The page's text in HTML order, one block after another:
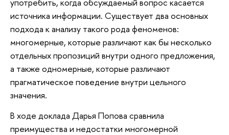
источника информации. Существует два основных
подхода к анализу такого рода феноменов:
многомерные, которые различают как бы несколько
отдельных пропозиций внутри одного предложения,
а также одномерные, которые различают
прагматическое поведение внутри цельного
значения.
В ходе доклада Дарья Попова сравнила
преимущества и недостатки многомерной